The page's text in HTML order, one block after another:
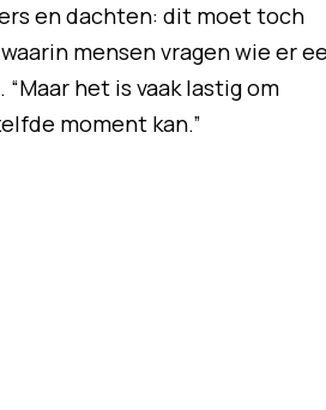
en dachten: dit moet toch
mensen vragen wie er
het is vaak lastig om
moment kan.”